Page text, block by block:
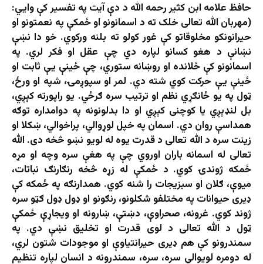
حافظ علامه ابن کثیر رحمه الله د دې آیت په تفسیر کې وايي:
(مهربان الله تعالی خلک ته د اسمانونو او ځمکې په نعمتونو او
حیرانونکو مخلوقاتو کې غور کولو ته بلنه ورکوي. خو دا نښې
نښانې د هغو کسانو لپاره دي چې عقل او فکر لري. په
اسمانونو کې ځلانده او روښانه ستوري، چې ځینې یې ثابت او
ځینې یې حرکت کوي شته دي. لمر او سپوږمۍ، شپه او ورځ،
ټول په یو ځانګړي نظم او ترتیب سره ګرځي. یو راپورته کېږي،
بل لنډېږي یا کوچنی کېږي او دا بدلونونه په دوامداره توګه
همداسې روان دي. اسمان په خپل لوړوالي، پراخوالي، ښکلا او
زینت سره د الله تعالی د قدرت یوه له لویو نښو څخه دی. الله
تعالی له اسمانه باران اوروي چې په هغې سره وچه او مړه
ځمکه ژوندۍ کوي. د ځمکې له زړه څخه رنګارنګ نباتات،
میوې، ګلان او سبزیجات را شنه کوي. همدارنګه په ځمکه کې
ډیری حیوانات په مختلفو شکلونو، رنګونو او ډول ډول ګټو سره
ژوند کوي. غرونه، صحراوې، دښتې، ښارونه او ویجاړې ځمکې
ټول د الله تعالی د لوی قدرت او تخلیق نښې دي. په
سمندرونو کې هم ډیری حیرانتیاوې او موجودات شتون لري،
له دومره لویوالي سره، سره، سمندرونه د انسان لپاره تنظیم